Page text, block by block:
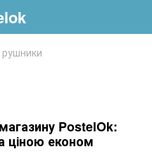
рушники
PostelOk:
ціною економ